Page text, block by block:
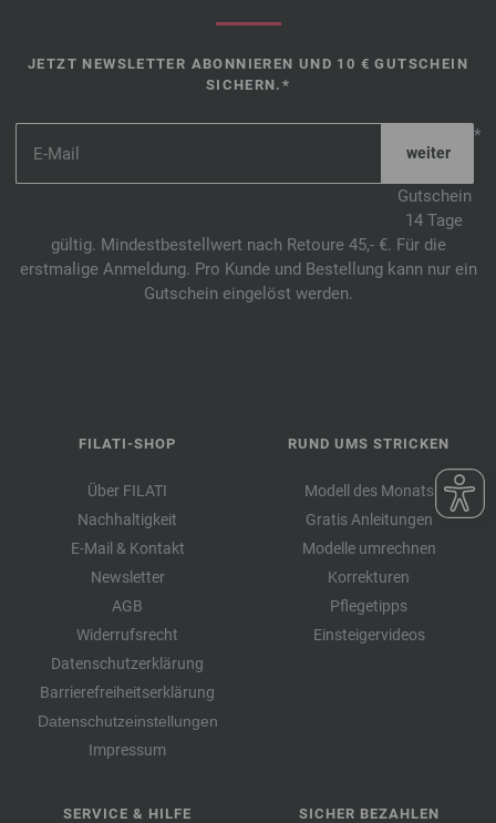
JETZT NEWSLETTER ABONNIEREN UND 10 € GUTSCHEIN
SICHERN.*
*
Gutschein
14 Tage
gültig. Mindestbestellwert nach Retoure 45,- €. Für die
erstmalige Anmeldung. Pro Kunde und Bestellung kann nur ein
Gutschein eingelöst werden.
FILATI-SHOP
Über FILATI
Nachhaltigkeit
E-Mail & Kontakt
Newsletter
AGB
Widerrufsrecht
Datenschutzerklärung
Barrierefreiheitserklärung
Datenschutzeinstellungen
Impressum
RUND UMS STRICKEN
Modell des Monats
Gratis Anleitungen
Modelle umrechnen
Korrekturen
Pflegetipps
Einsteigervideos
SERVICE & HILFE SICHER BEZAHLEN